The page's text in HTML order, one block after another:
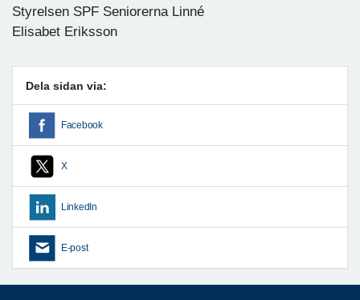
Styrelsen SPF Seniorerna Linné
Elisabet Eriksson
Dela sidan via:
Facebook
X
LinkedIn
E-post